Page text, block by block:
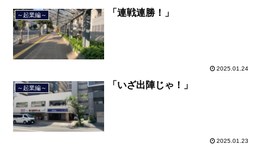
～起業編～ 「連戦連勝！」
2025.01.24
～起業編～ 「いざ出陣じゃ！」
2025.01.23